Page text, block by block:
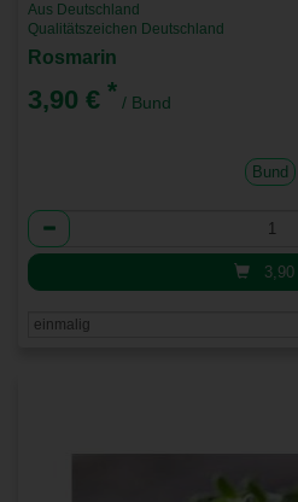
Aus Deutschland
Qualitätszeichen Deutschland
Rosmarin
3,90 € * / Bund
Bund
Anzahl
3,90